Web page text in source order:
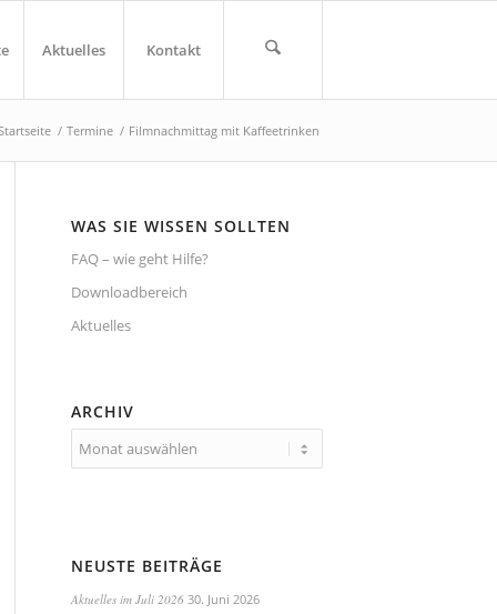
Aktuelles Kontakt
/ Termine / Filmnachmittag mit Kaffeetrinken
WAS SIE WISSEN SOLLTEN
FAQ – wie geht Hilfe?
Downloadbereich
Aktuelles
ARCHIV
NEUSTE BEITRÄGE
Aktuelles im Juli 2026 30. Juni 2026